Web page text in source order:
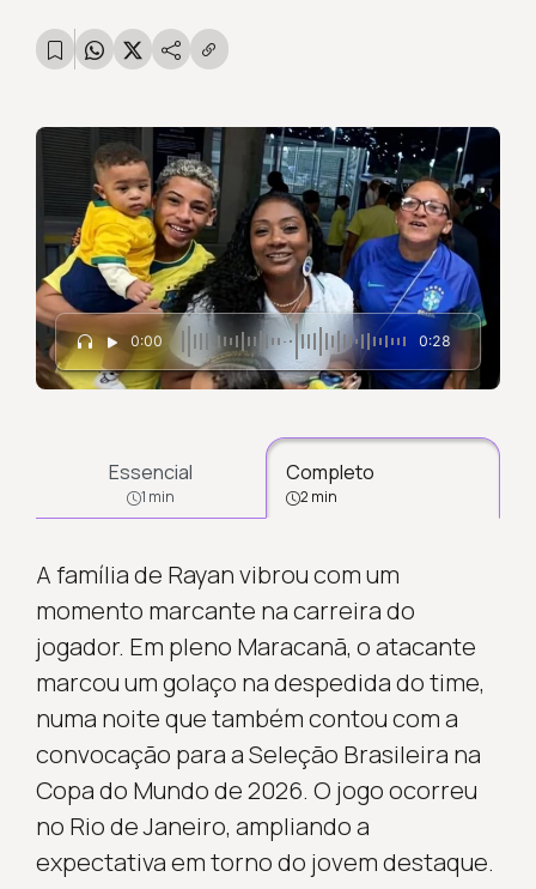
0:00 0:28
Essencial
1 min
Completo
2 min
A família de Rayan vibrou com um
momento marcante na carreira do
jogador. Em pleno Maracanã, o atacante
marcou um golaço na despedida do time,
numa noite que também contou com a
convocação para a Seleção Brasileira na
Copa do Mundo de 2026. O jogo ocorreu
no Rio de Janeiro, ampliando a
expectativa em torno do jovem destaque.